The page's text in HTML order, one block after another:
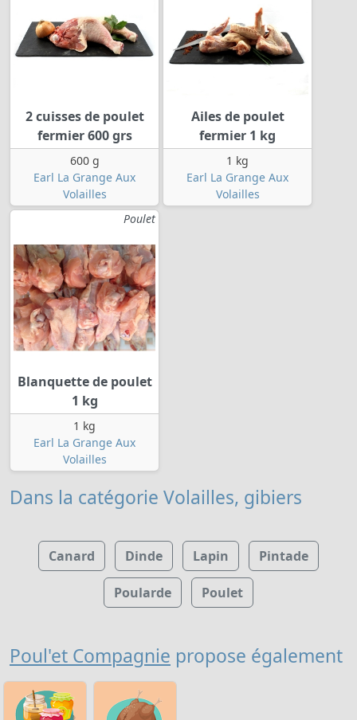
2 cuisses de poulet
fermier 600 grs
600 g
Earl La Grange Aux
Volailles
Ailes de poulet
fermier 1 kg
1 kg
Earl La Grange Aux
Volailles
Poulet
Blanquette de poulet
1 kg
1 kg
Earl La Grange Aux
Volailles
Dans la catégorie Volailles, gibiers
Canard Dinde Lapin Pintade
Poularde Poulet
Poul'et Compagnie propose également